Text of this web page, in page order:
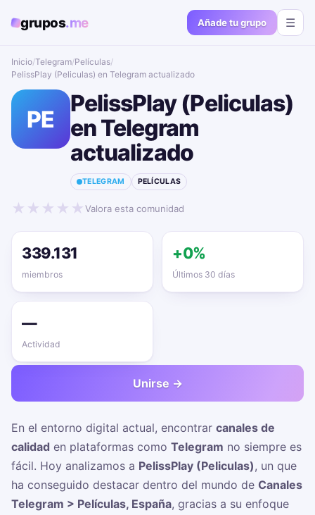
grupos.me Añade tu grupo ☰
Inicio/Telegram/Películas/
PelissPlay (Peliculas) en Telegram actualizado📱🔥
PE
PelissPlay (Peliculas)
en Telegram
actualizado📱🔥
TELEGRAM PELÍCULAS
★ ★ ★ ★ ★Valora esta comunidad
339.131
miembros
+0%
Últimos 30 días
—
Actividad
Unirse →
En el entorno digital actual, encontrar canales de
calidad en plataformas como Telegram no siempre es
fácil. Hoy analizamos a PelissPlay (Peliculas), un que
ha conseguido destacar dentro del mundo de Canales
Telegram > Películas, España, gracias a su enfoque